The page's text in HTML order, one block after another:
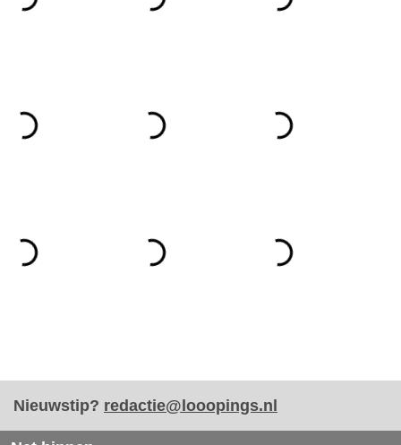
Nieuwstip? redactie@looopings.nl